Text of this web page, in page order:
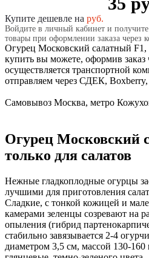
Купите дешевле на руб.
Войдите в личный кабинет и
товары при оформлении заказа через
Огурец Московский салатный F1,
купить вы можете, оформив заказ
осуществляется транспортной
отправляем через СДЕК,
Самовывоз Москва, метро
Огурец Московский
только для салатов
Нежные гладкоплодные огурцы
лучшими для приготовления
Сладкие, с тонкой кожицей и
камерами зеленцы созревают на
опыления (гибрид
стабильно завязывается 2-4
диаметром 3,5 см, массой 130-160